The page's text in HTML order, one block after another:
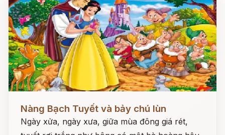
Nàng Bạch Tuyết và bảy chú lùn
Ngày xửa, ngày xưa, giữa mùa đông giá rét,